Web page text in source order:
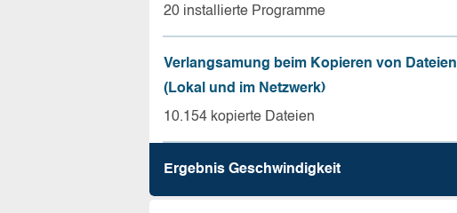
20 installierte Programme
Verlangsamung beim Kopieren von Dateien
(Lokal und im Netzwerk)
10.154 kopierte Dateien
Ergebnis Geschw­indigkeit